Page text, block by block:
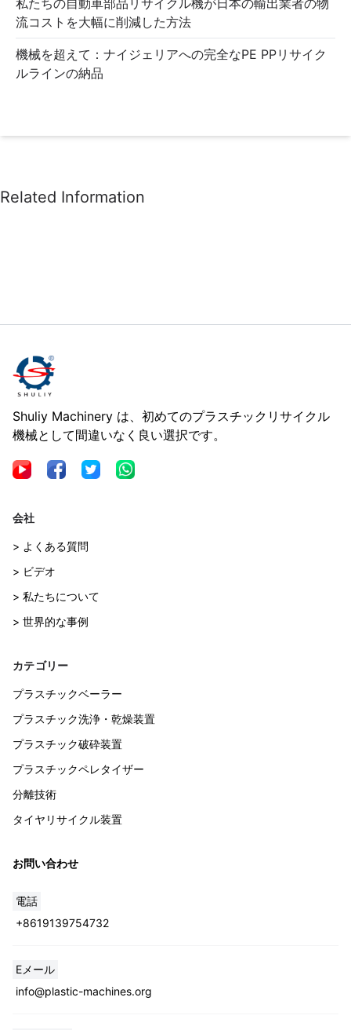
流コストを大幅に削減した方法
機械を超えて：ナイジェリアへの完全なPE PPリサイク
ルラインの納品
Shuliy Machinery は、初めてのプラスチックリサイクル
機械として間違いなく良い選択です。
会社
> よくある質問
> ビデオ
> 私たちについて
> 世界的な事例
カテゴリー
プラスチックベーラー
プラスチック洗浄・乾燥装置
プラスチック破砕装置
プラスチックペレタイザー
分離技術
タイヤリサイクル装置
お問い合わせ
電話
+8619139754732
Eメール
info@plastic-machines.org